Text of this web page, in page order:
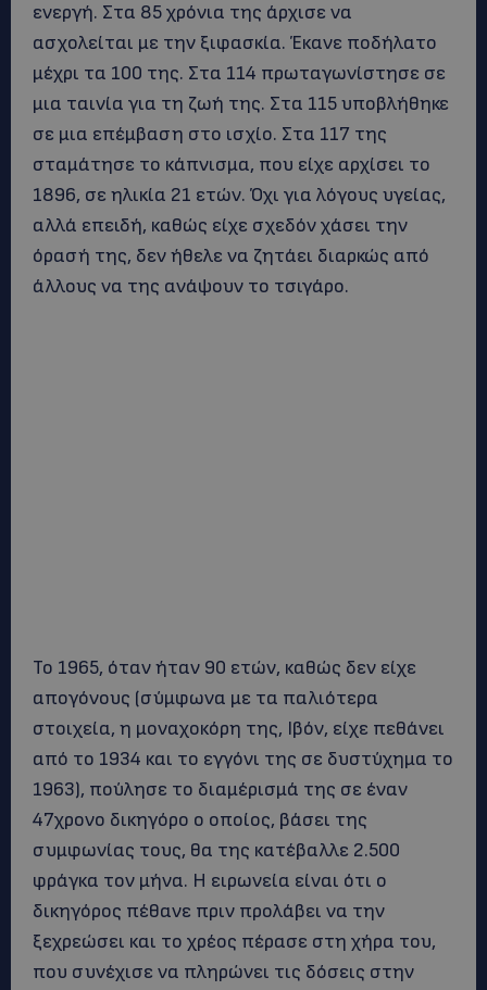
ενεργή. Στα 85 χρόνια της άρχισε να
ασχολείται με την ξιφασκία. Έκανε ποδήλατο
μέχρι τα 100 της. Στα 114 πρωταγωνίστησε σε
μια ταινία για τη ζωή της. Στα 115 υποβλήθηκε
σε μια επέμβαση στο ισχίο. Στα 117 της
σταμάτησε το κάπνισμα, που είχε αρχίσει το
1896, σε ηλικία 21 ετών. Όχι για λόγους υγείας,
αλλά επειδή, καθώς είχε σχεδόν χάσει την
όρασή της, δεν ήθελε να ζητάει διαρκώς από
άλλους να της ανάψουν το τσιγάρο.
Το 1965, όταν ήταν 90 ετών, καθώς δεν είχε
απογόνους (σύμφωνα με τα παλιότερα
στοιχεία, η μοναχοκόρη της, Ιβόν, είχε πεθάνει
από το 1934 και το εγγόνι της σε δυστύχημα το
1963), πούλησε το διαμέρισμά της σε έναν
47χρονο δικηγόρο ο οποίος, βάσει της
συμφωνίας τους, θα της κατέβαλλε 2.500
φράγκα τον μήνα. Η ειρωνεία είναι ότι ο
δικηγόρος πέθανε πριν προλάβει να την
ξεχρεώσει και το χρέος πέρασε στη χήρα του,
που συνέχισε να πληρώνει τις δόσεις στην